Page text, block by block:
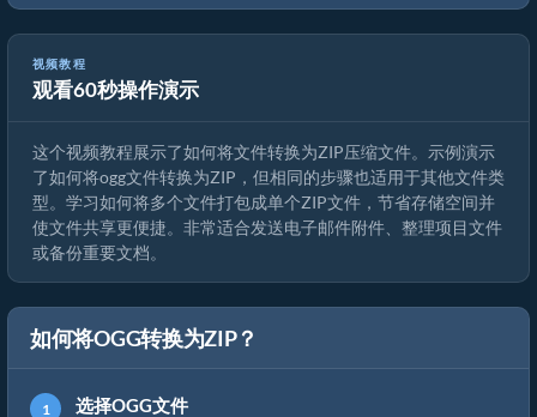
视频教程
观看60秒操作演示
如何在线将文件转换为ZIP（简单指南）
这个视频教程展示了如何将文件转换为ZIP压缩文件。示例演示
了如何将ogg文件转换为ZIP，但相同的步骤也适用于其他文件类
型。学习如何将多个文件打包成单个ZIP文件，节省存储空间并
使文件共享更便捷。非常适合发送电子邮件附件、整理项目文件
或备份重要文档。
如何将OGG转换为ZIP？
选择OGG文件